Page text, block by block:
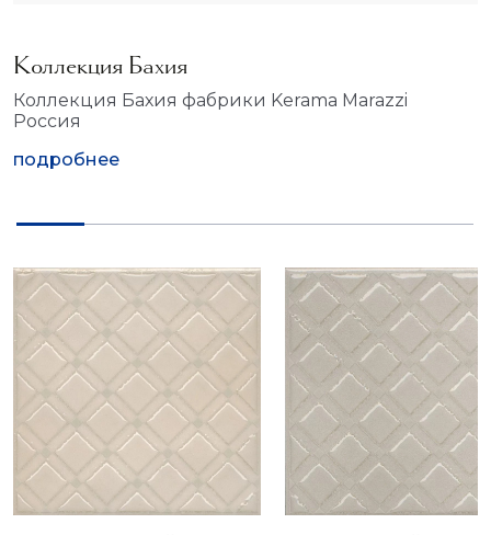
Коллекция Бахия
Коллекция Бахия фабрики Kerama Marazzi
Россия
подробнее